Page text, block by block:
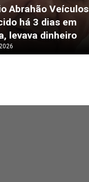
Abrahão Veículos
há 3 dias em
levava dinheiro